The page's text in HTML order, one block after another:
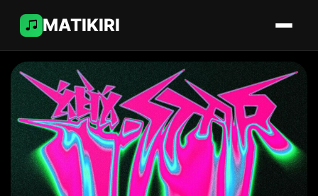
MATIKIRI